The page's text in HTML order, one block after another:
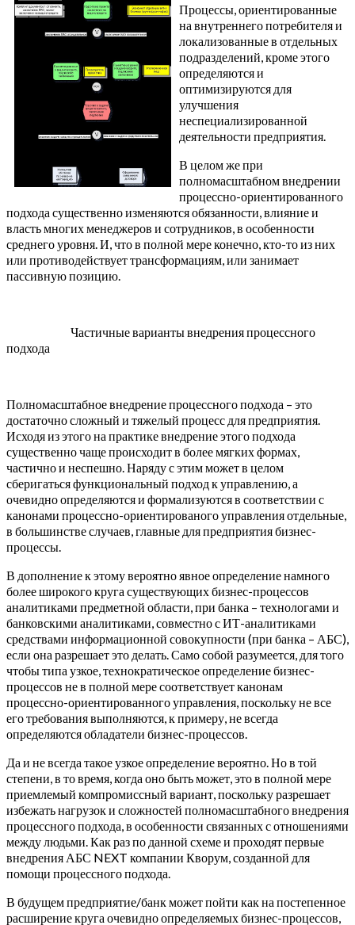
Процессы, ориентированные
на внутреннего потребителя и
локализованные в отдельных
подразделений, кроме этого
определяются и
оптимизируются для
улучшения
неспециализированной
деятельности предприятия.
В целом же при
полномасштабном внедрении
процессно-ориентированного
подхода существенно изменяются обязанности, влияние и
власть многих менеджеров и сотрудников, в особенности
среднего уровня. И, что в полной мере конечно, кто-то из них
или противодействует трансформациям, или занимает
пассивную позицию.
Частичные варианты внедрения процессного
подхода
Полномасштабное внедрение процессного подхода – это
достаточно сложный и тяжелый процесс для предприятия.
Исходя из этого на практике внедрение этого подхода
существенно чаще происходит в более мягких формах,
частично и неспешно. Наряду с этим может в целом
сберигаться функциональный подход к управлению, а
очевидно определяются и формализуются в соответствии с
канонами процессно-ориентированого управления отдельные,
в большинстве случаев, главные для предприятия бизнес-
процессы.
В дополнение к этому вероятно явное определение намного
более широкого круга существующих бизнес-процессов
аналитиками предметной области, при банка – технологами и
банковскими аналитиками, совместно с ИТ-аналитиками
средствами информационной совокупности (при банка – АБС),
если она разрешает это делать. Само собой разумеется, для того
чтобы типа узкое, технократическое определение бизнес-
процессов не в полной мере соответствует канонам
процессно-ориентированного управления, поскольку не все
его требования выполняются, к примеру, не всегда
определяются обладатели бизнес-процессов.
Да и не всегда такое узкое определение вероятно. Но в той
степени, в то время, когда оно быть может, это в полной мере
приемлемый компромиссный вариант, поскольку разрешает
избежать нагрузок и сложностей полномасштабного внедрения
процессного подхода, в особенности связанных с отношениями
между людьми. Как раз по данной схеме и проходят первые
внедрения АБС NEXT компании Кворум, созданной для
помощи процессного подхода.
В будущем предприятие/банк может пойти как на постепенное
расширение круга очевидно определяемых бизнес-процессов,